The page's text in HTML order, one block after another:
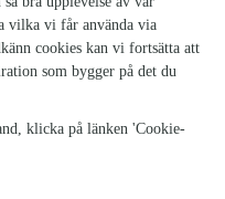
Buketten var vacker och